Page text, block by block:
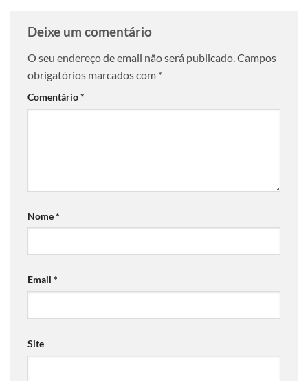
Deixe um comentário
O seu endereço de email não será publicado.Campos
obrigatórios marcados com *
Comentário*
Nome*
Email *
Site